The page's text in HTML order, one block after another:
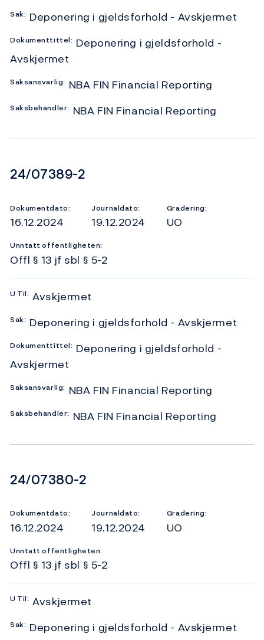
Sak: Deponering i gjeldsforhold - Avskjermet
Dokumenttittel: Deponering i gjeldsforhold -
Avskjermet
Saksansvarlig: NBA FIN Financial Reporting
Saksbehandler: NBA FIN Financial Reporting
Dokumentnummer
24/07389-2
Dokumentdato:
16.12.2024
Journaldato:
19.12.2024
Gradering:
UO
Unntatt offentligheten:
Offl § 13 jf sbl § 5-2
U Til: Avskjermet
Sak: Deponering i gjeldsforhold - Avskjermet
Dokumenttittel: Deponering i gjeldsforhold -
Avskjermet
Saksansvarlig: NBA FIN Financial Reporting
Saksbehandler: NBA FIN Financial Reporting
Dokumentnummer
24/07380-2
Dokumentdato:
16.12.2024
Journaldato:
19.12.2024
Gradering:
UO
Unntatt offentligheten:
Offl § 13 jf sbl § 5-2
U Til: Avskjermet
Sak: Deponering i gjeldsforhold - Avskjermet